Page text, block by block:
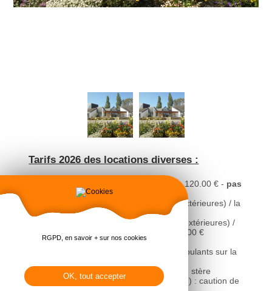
Tarifs 2026 des locations diverses :
- Location Box (Ancien CE de l'Hôpital) : 120.00 € - pas
de disponibilité actuellement
- Location de Barrières (privés ou asso extérieures) / la
barrière : 2.00 € / Caution : 80 €
- Location de Panneaux (privés ou asso extérieures) /
le panneau par jour : gratuit / Caution 38.00 €
- Fourniture électricité : 15.00 €
(Forfait mensuel pour les marchands ambulants sur la
- Bois à débiter et à emmener : 20.00 € le stère
- Rampe d'accessibilité ( location gratuite ) : caution de
RGPD, en savoir + sur nos cookies
OK, tout accepter